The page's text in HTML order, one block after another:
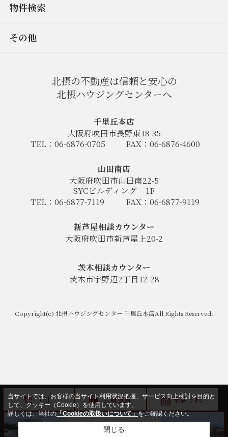
物件検索
その他
北摂の不動産は信頼と安心の
北摂ハウジングセンターへ
千里丘本店
大阪府吹田市長野東18-35
TEL：06-6876-0705
FAX：06-6876-4600
山田南店
大阪府吹田市山田南22-5
SYCビルディング
1F
TEL：06-6877-7119
FAX：06-6877-9119
新芦屋相談カウンター
大阪府吹田市新芦屋上20-2
茨木相談カウンター
茨木市宇野辺2丁目12-28
Copyright(c) 北摂ハウジングセンター 千里丘本店All Rights Reserved.
TEL 会員登録 来店予約
当サイトでは、お客様の当サイト利用状況把握、サービス向上検討を目的と
して、クッキー（Cookie）を使用しています。
詳しくは、当社の「Cookieの取扱いについて」をご確認ください。
閉じる